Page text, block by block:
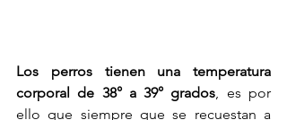
Los perros tienen una temperatura
corporal de 38° a 39° grados , es por
ello que siempre que se recuestan a